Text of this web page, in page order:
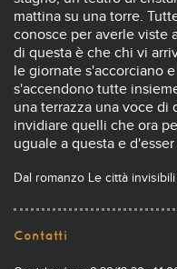
mattina su una torre.
conosce per averle viste
di questa è che chi vi
le giornate s'accorciano
s'accendono tutte
una terrazza una voce di
invidiare quelli che ora
uguale a questa e
Dal romanzo Le città
Contatti